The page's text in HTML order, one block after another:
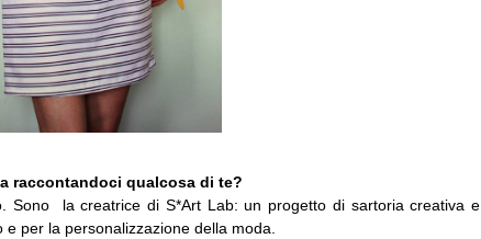
raccontandoci qualcosa di te?
la creatrice di S*Art Lab: un progetto di sartoria creativa e
per la personalizzazione della moda.